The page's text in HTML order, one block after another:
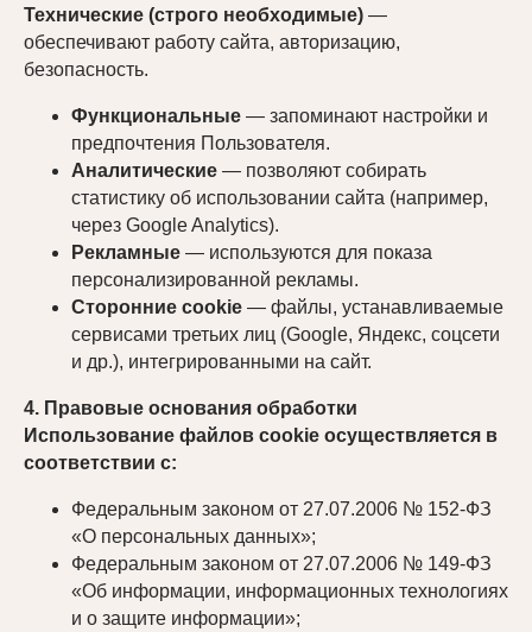
Технические (строго необходимые) —
обеспечивают работу сайта, авторизацию,
безопасность.
Функциональные — запоминают настройки и
предпочтения Пользователя.
Аналитические — позволяют собирать
статистику об использовании сайта (например,
через Google Analytics).
Рекламные — используются для показа
персонализированной рекламы.
Сторонние cookie — файлы, устанавливаемые
сервисами третьих лиц (Google, Яндекс, соцсети
и др.), интегрированными на сайт.
4. Правовые основания обработки
Использование файлов cookie осуществляется в
соответствии с:
Федеральным законом от 27.07.2006 № 152-ФЗ
«О персональных данных»;
Федеральным законом от 27.07.2006 № 149-ФЗ
«Об информации, информационных технологиях
и о защите информации»;